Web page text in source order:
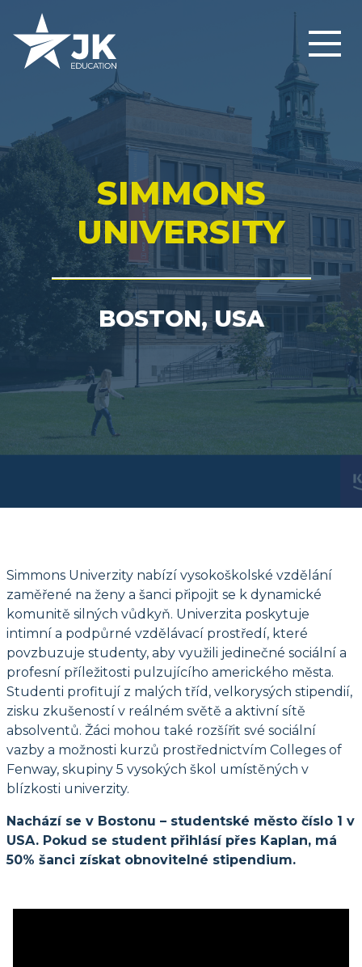
SIMMONS
UNIVERSITY
BOSTON, USA
Simmons Univerzity nabízí vysokoškolské vzdělání
zaměřené na ženy a šanci připojit se k dynamické
komunitě silných vůdkyň. Univerzita poskytuje
intimní a podpůrné vzdělávací prostředí, které
povzbuzuje studenty, aby využili jedinečné sociální a
profesní příležitosti pulzujícího amerického města.
Studenti profitují z malých tříd, velkorysých stipendií,
zisku zkušeností v reálném světě a aktivní sítě
absolventů. Žáci mohou také rozšířit své sociální
vazby a možnosti kurzů prostřednictvím Colleges of
Fenway, skupiny 5 vysokých škol umístěných v
blízkosti univerzity.
Nachází se v Bostonu – studentské město číslo 1 v
USA. Pokud se student přihlásí přes Kaplan, má
50% šanci získat obnovitelné stipendium.